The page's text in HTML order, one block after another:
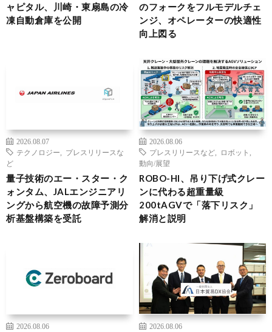
ャピタル、川崎・東扇島の冷
凍自動倉庫を公開
のフォークをフルモデルチェ
ンジ、オペレーターの快適性
向上図る
2026.08.07
テクノロジー
プレスリリースな
ど
量子技術のエー・スター・ク
ォンタム、JALエンジニアリ
ングから航空機の故障予測分
析基盤構築を受託
2026.08.06
プレスリリースなど
ロボット
動向/展望
ROBO-HI、吊り下げ式クレー
ンに代わる超重量級
200tAGVで「落下リスク」
解消と説明
2026.08.06
2026.08.06